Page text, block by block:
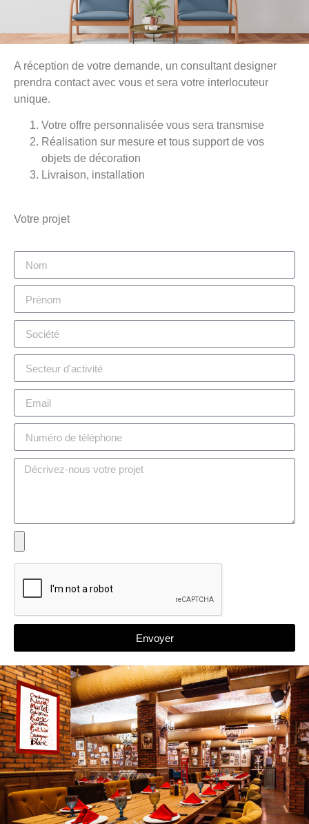
A réception de votre demande, un consultant designer
prendra contact avec vous et sera votre interlocuteur
unique.
Votre offre personnalisée vous sera transmise
Réalisation sur mesure et tous support de vos
objets de décoration
Livraison, installation
Votre projet
Envoyer